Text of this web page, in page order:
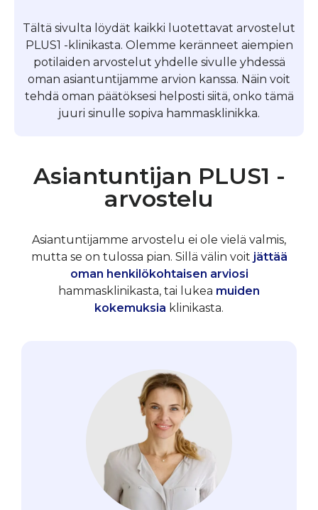
Tältä sivulta löydät kaikki luotettavat arvostelut
PLUS1 -klinikasta. Olemme keränneet aiempien
potilaiden arvostelut yhdelle sivulle yhdessä
oman asiantuntijamme arvion kanssa. Näin voit
tehdä oman päätöksesi helposti siitä, onko tämä
juuri sinulle sopiva hammasklinikka.
Asiantuntijan PLUS1 -
arvostelu
Asiantuntijamme arvostelu ei ole vielä valmis,
mutta se on tulossa pian. Sillä välin voit jättää
oman henkilökohtaisen arviosi
hammasklinikasta, tai lukea muiden
kokemuksia klinikasta.